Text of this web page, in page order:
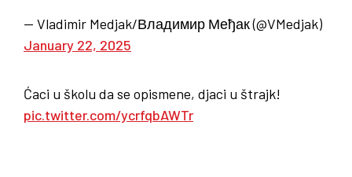
— Vladimir Medjak/Владимир Међак (@VMedjak)
January 22, 2025
Ćaci u školu da se opismene, djaci u štrajk!
pic.twitter.com/ycrfqbAWTr